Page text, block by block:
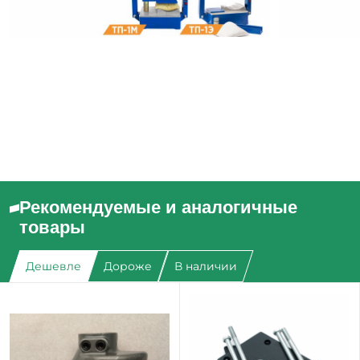
Рекомендуемые и аналогичные
товары
Дешевле Дороже В наличии